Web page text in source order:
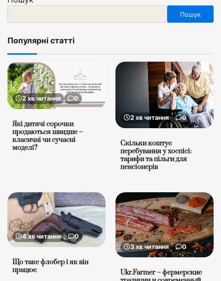
Пошук
Популярні статті
2 хв читання 0
Які дитячі сорочки
продаються швидше –
класичні чи сучасні
моделі?
2 хв читання 0
Скільки коштує
перебування у хоспісі:
тарифи та пільги для
пенсіонерів
4 хв читання 0
Що таке флобер і як він
працює
3 хв читання 0
Ukr.Farmer – фермерские